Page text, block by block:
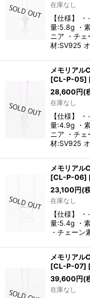
在庫なし
【仕様】
量:5.8g ・
ニア ・チ
材:SV925
メモリアル
[CL-P-05]
28,600円(
在庫なし
【仕様】
量:4.9g ・
ニア ・チ
材:SV925
メモリアル
[CL-P-06]
23,100円(
在庫なし
【仕様】
量:5.4g ・
・チェーン
メモリアル
[CL-P-07]
39,600円(
在庫なし